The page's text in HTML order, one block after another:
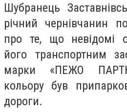
Шубранець
річний чернівчанин
про те, що невідомі
його транспортним
марки «ПЕЖО
кольору був
дороги.